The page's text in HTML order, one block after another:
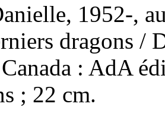
1952-,
dragons /
Canada : AdA
; 22 cm.